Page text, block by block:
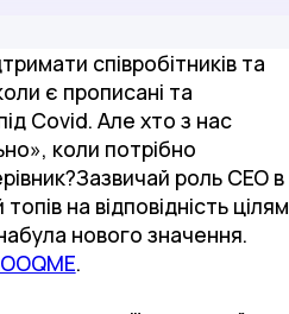
співробітників та
є прописані та
Covid. Але хто з нас
коли потрібно
роль СЕО в
на відповідність цілям
нового значення.
.